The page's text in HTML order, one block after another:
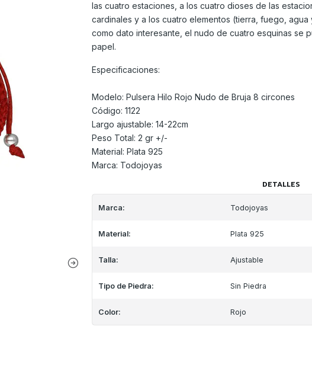
las cuatro estaciones, a los cuatro dioses de las
cardinales y a los cuatro elementos (tierra, fuego, agua
como dato interesante, el nudo de cuatro esquinas se
papel.
Especificaciones:
Modelo: Pulsera Hilo Rojo Nudo de Bruja 8 circones
Código: 1122
Largo ajustable: 14-22cm
Peso Total: 2 gr +/-
Material: Plata 925
Marca: Todojoyas
DETALLES
Marca: Todojoyas
Material: Plata 925
Talla: Ajustable
Tipo de Piedra: Sin Piedra
Color: Rojo